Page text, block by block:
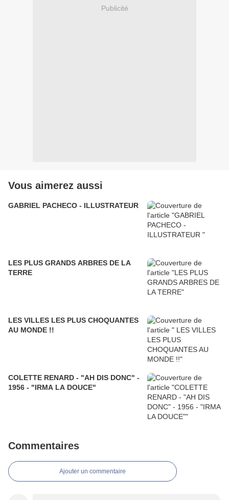
Publicité
Vous aimerez aussi
GABRIEL PACHECO - ILLUSTRATEUR
LES PLUS GRANDS ARBRES DE LA
TERRE
LES VILLES LES PLUS CHOQUANTES
AU MONDE !!
COLETTE RENARD - "AH DIS DONC" -
1956 - "IRMA LA DOUCE"
Commentaires
Ajouter un commentaire